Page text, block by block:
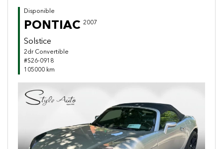
Disponible
PONTIAC 2007
Solstice
2dr Convertible
#S26-0918
105000 km